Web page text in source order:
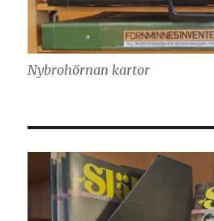
Nybrohörnan kartor